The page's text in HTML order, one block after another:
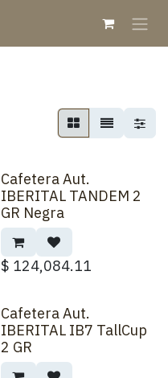
Cafetera Aut.
IBERITAL TANDEM 2
GR Negra
$ 124,084.11
Cafetera Aut.
IBERITAL IB7 TallCup
2 GR